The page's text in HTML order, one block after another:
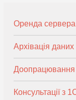
Оренда сервера
Архівація даних
Консультації з